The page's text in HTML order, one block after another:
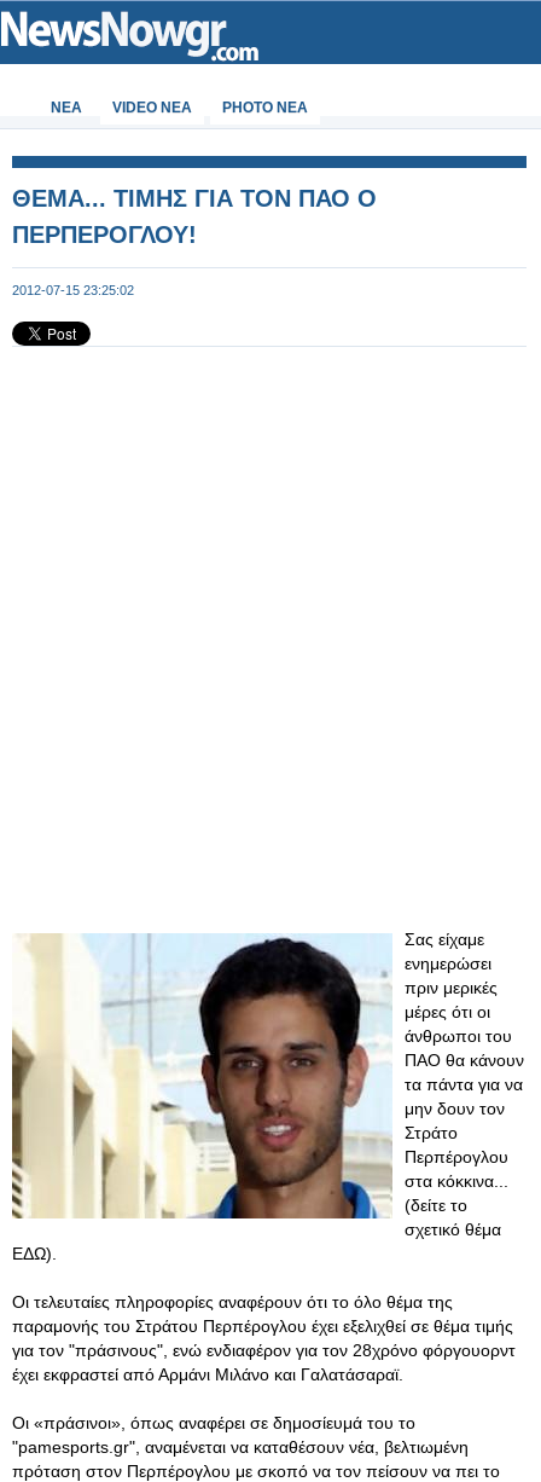
ΝΕΑ VIDEO NEA PHOTO NEA
ΘΕΜΑ... ΤΙΜΗΣ ΓΙΑ ΤΟΝ ΠΑΟ Ο
ΠΕΡΠΕΡΟΓΛΟΥ!
2012-07-15 23:25:02
Σας είχαμε
ενημερώσει
πριν μερικές
μέρες ότι οι
άνθρωποι του
ΠΑΟ θα κάνουν
τα πάντα για να
μην δουν τον
Στράτο
Περπέρογλου
στα κόκκινα...
(δείτε το
σχετικό θέμα
ΕΔΩ).
Οι τελευταίες πληροφορίες αναφέρουν ότι το όλο θέμα της
παραμονής του Στράτου Περπέρογλου έχει εξελιχθεί σε θέμα τιμής
για τον "πράσινους", ενώ ενδιαφέρον για τον 28χρόνο φόργουορντ
έχει εκφραστεί από Αρμάνι Μιλάνο και Γαλατάσαραϊ.
Οι «πράσινοι», όπως αναφέρει σε δημοσίευμά του το
"pamesports.gr", αναμένεται να καταθέσουν νέα, βελτιωμένη
πρόταση στον Περπέρογλου με σκοπό να τον πείσουν να πει το